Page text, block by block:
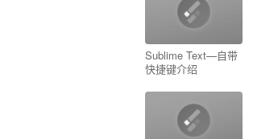
Sublime Text—自带
快捷键介绍